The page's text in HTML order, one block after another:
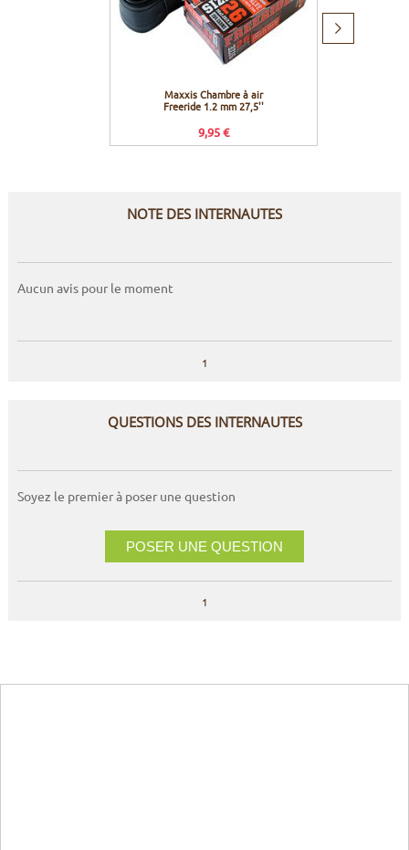
Maxxis Chambre à air
Freeride 1.2 mm 27,5''
9,95 €
Produit
NOTE DES INTERNAUTES
Aucun avis pour le moment
1
QUESTIONS DES INTERNAUTES
Soyez le premier à poser une question
POSER UNE QUESTION
1